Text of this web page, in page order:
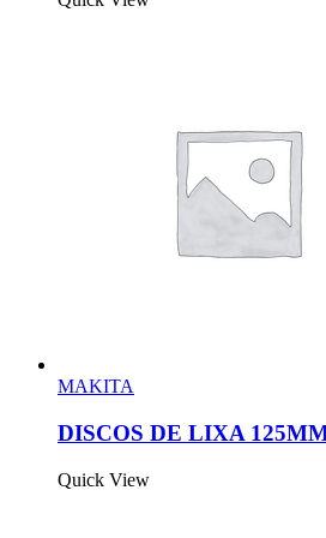
MAKITA
DISCOS DE LIXA
Quick View